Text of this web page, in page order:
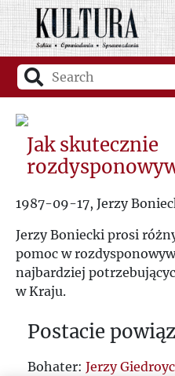
Jak skutecznie
1987-09-17, Jerzy
Jerzy Boniecki prosi
pomoc w
najbardziej
w Kraju.
Postacie
Bohater: Jerzy Giedroyc